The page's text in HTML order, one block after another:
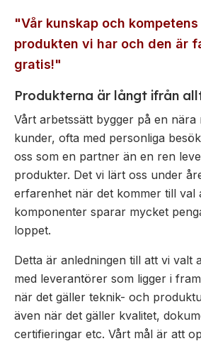
Tillbehör
"Vår kunskap och
produkten vi har och den är
gratis!"
Produkterna är långt ifrån
Vårt arbetssätt bygger på en nära
kunder, ofta med personliga
oss som en partner än en ren
produkter. Det vi lärt oss under
erfarenhet när det kommer till val
komponenter sparar mycket
loppet.
Detta är anledningen till att vi valt
med leverantörer som ligger i
när det gäller teknik- och
även när det gäller kvalitet,
certifieringar etc. Vårt mål är att